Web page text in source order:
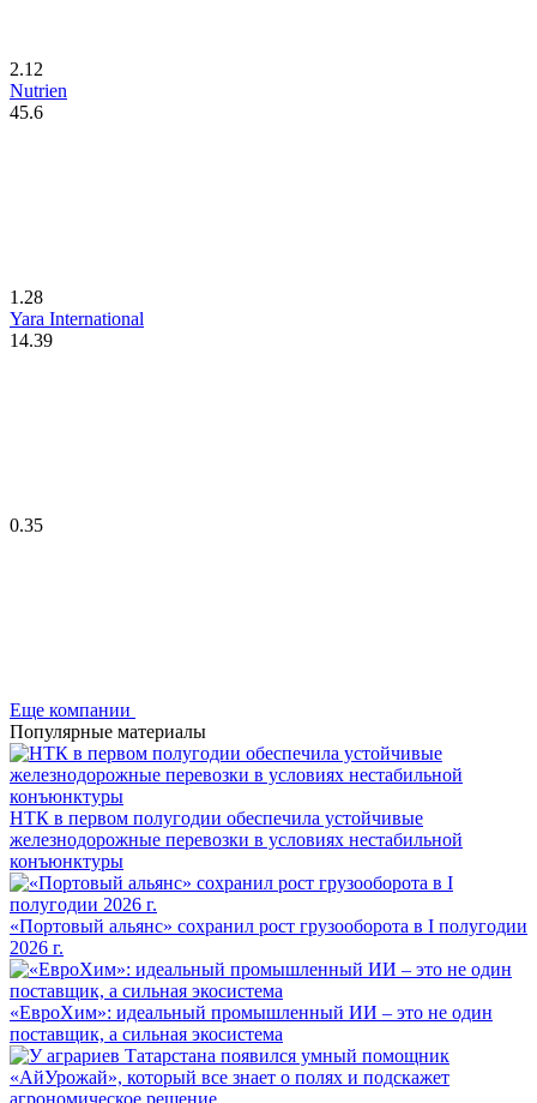
2.12
Nutrien
45.6
1.28
Yara International
14.39
0.35
Еще компании
Популярные материалы
НТК в первом полугодии обеспечила устойчивые
железнодорожные перевозки в условиях нестабильной
конъюнктуры
«Портовый альянс» сохранил рост грузооборота в I полугодии
2026 г.
«ЕвроХим»: идеальный промышленный ИИ – это не один
поставщик, а сильная экосистема